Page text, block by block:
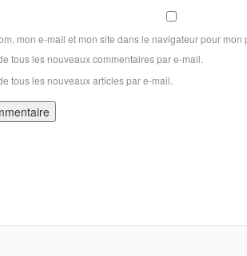
mon e-mail et mon site dans le navigateur pour
tous les nouveaux commentaires par e-mail.
tous les nouveaux articles par e-mail.